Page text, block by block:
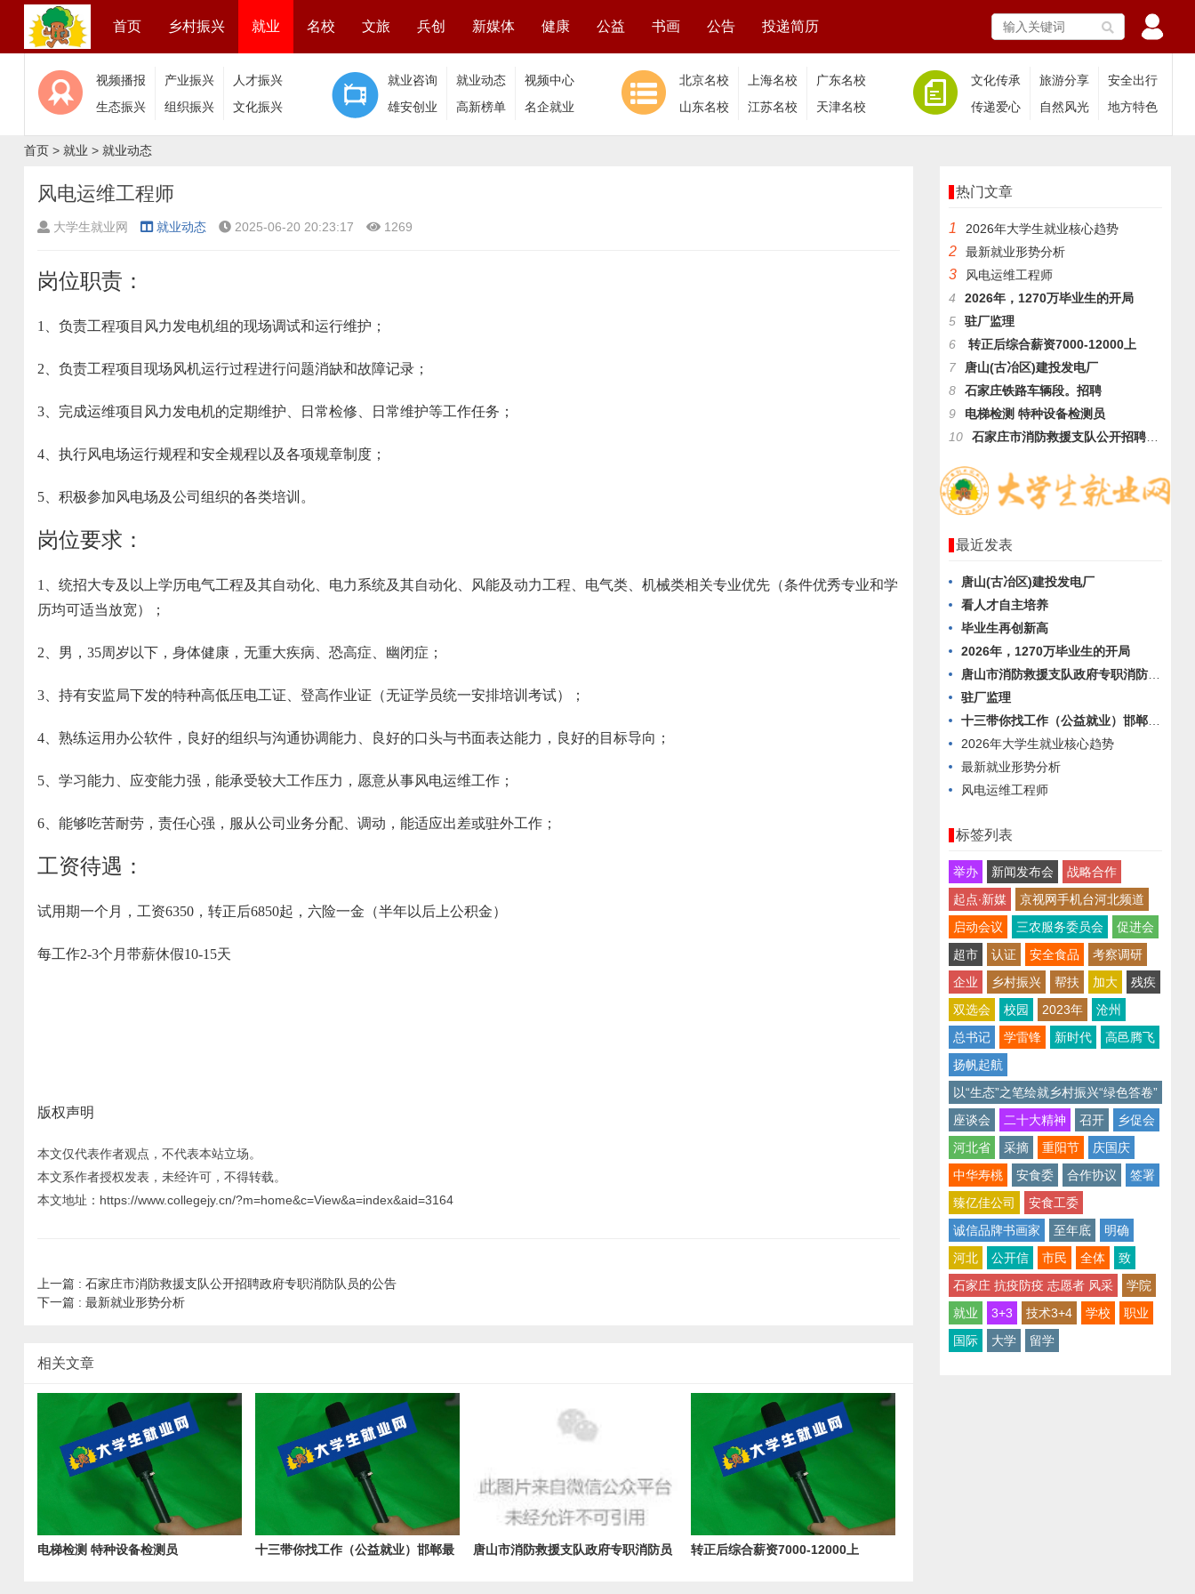
首页 乡村振兴 就业 名校 文旅 兵创 新媒体 健康 公益 书画 公告 投递简历
视频播报 产业振兴
人才振兴
生态振兴
组织振兴 文化振兴
就业咨询 就业动态
视频中心
雄安创业
高新榜单 名企就业
北京名校 上海名校
广东名校
山东名校
江苏名校 天津名校
文化传承 旅游分享
安全出行
传递爱心
自然风光 地方特色
首页 > 就业 > 就业动态
风电运维工程师
大学生就业网 就业动态 2025-06-20 20:23:17 1269
岗位职责：
1、负责工程项目风力发电机组的现场调试和运行维护；
2、负责工程项目现场风机运行过程进行问题消缺和故障记录；
3、完成运维项目风力发电机的定期维护、日常检修、日常维护等工作任务；
4、执行风电场运行规程和安全规程以及各项规章制度；
5、积极参加风电场及公司组织的各类培训。
岗位要求：
1、统招大专及以上学历电气工程及其自动化、电力系统及其自动化、风能及动力工程、电气类、机械类相关专业优先（条件优秀专业和学
历均可适当放宽）；
2、男，35周岁以下，身体健康，无重大疾病、恐高症、幽闭症；
3、持有安监局下发的特种高低压电工证、登高作业证（无证学员统一安排培训考试）；
4、熟练运用办公软件，良好的组织与沟通协调能力、良好的口头与书面表达能力，良好的目标导向；
5、学习能力、应变能力强，能承受较大工作压力，愿意从事风电运维工作；
6、能够吃苦耐劳，责任心强，服从公司业务分配、调动，能适应出差或驻外工作；
工资待遇：
试用期一个月，工资6350，转正后6850起，六险一金（半年以后上公积金）
每工作2-3个月带薪休假10-15天
版权声明
本文仅代表作者观点，不代表本站立场。
本文系作者授权发表，未经许可，不得转载。
本文地址：https://www.collegejy.cn/?m=home&c=View&a=index&aid=3164
上一篇 : 石家庄市消防救援支队公开招聘政府专职消防队员的公告
下一篇 : 最新就业形势分析
相关文章
电梯检测 特种设备检测员
十三带你找工作（公益就业）邯郸最
唐山市消防救援支队政府专职消防员
转正后综合薪资7000-12000上
热门文章
1 2026年大学生就业核心趋势
2 最新就业形势分析
3
风电运维工程师
4
2026年，1270万毕业生的开局
5
驻厂监理
6
转正后综合薪资7000-12000上
7
唐山(古冶区)建投发电厂
8
石家庄铁路车辆段。招聘
9
电梯检测 特种设备检测员
10
石家庄市消防救援支队公开招聘政府专职消防队员的公告
最近发表
唐山(古冶区)建投发电厂
看人才自主培养
毕业生再创新高
2026年，1270万毕业生的开局
唐山市消防救援支队政府专职消防员招聘公告
驻厂监理
十三带你找工作（公益就业）邯郸最美空调厂
2026年大学生就业核心趋势
最新就业形势分析
风电运维工程师
标签列表
举办 新闻发布会
战略合作
起点∙新媒
京视网手机台河北频道
启动会议
三农服务委员会
促进会
超市
认证 安全食品
考察调研
企业
乡村振兴 帮扶 加大
残疾
双选会
校园 2023年
沧州
总书记
学雷锋 新时代
高邑腾飞
扬帆起航
以“生态”之笔绘就乡村振兴“绿色答卷”
座谈会
二十大精神 召开
乡促会
河北省
采摘 重阳节
庆国庆
中华寿桃
安食委 合作协议
签署
臻亿佳公司
安食工委
诚信品牌书画家
至年底
明确
河北
公开信 市民 全体
致
石家庄 抗疫防疫 志愿者 风采
学院
就业
3+3 技术3+4 学校
职业
国际
大学 留学